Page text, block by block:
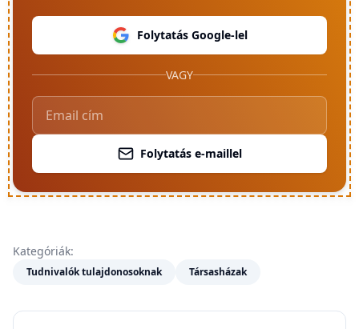
Folytatás Google-lel
VAGY
Folytatás e-maillel
Kategóriák:
Tudnivalók tulajdonosoknak Társasházak